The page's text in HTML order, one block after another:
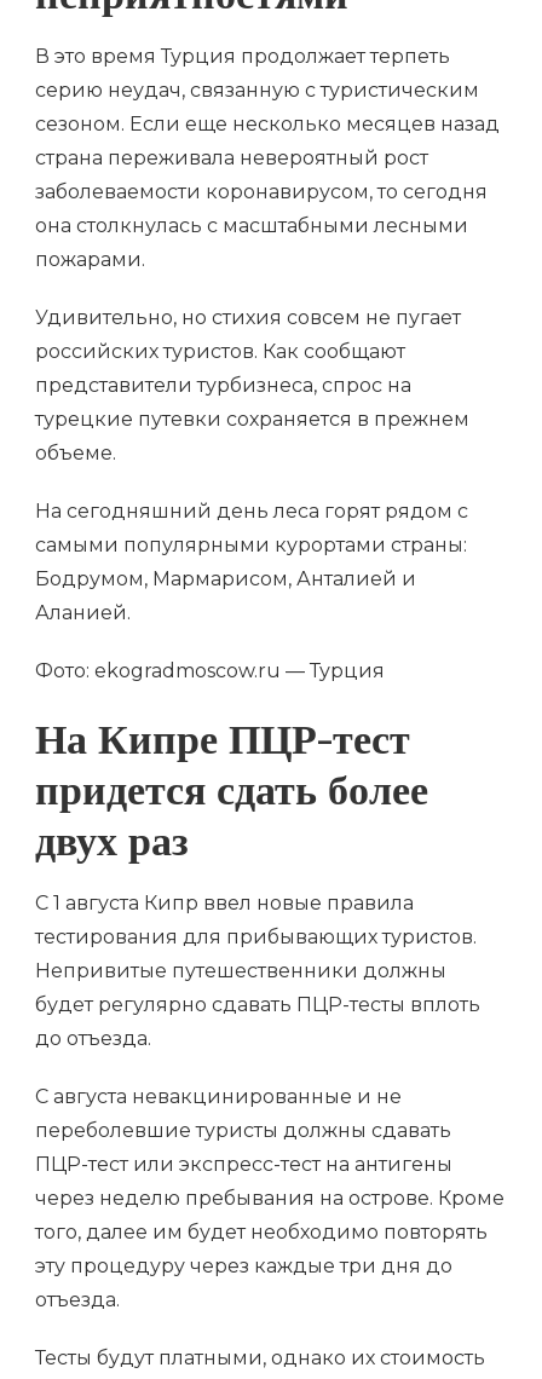
В это время Турция продолжает терпеть
серию неудач, связанную с туристическим
сезоном. Если еще несколько месяцев назад
страна переживала невероятный рост
заболеваемости коронавирусом, то сегодня
она столкнулась с масштабными лесными
пожарами.
Удивительно, но стихия совсем не пугает
российских туристов. Как сообщают
представители турбизнеса, спрос на
турецкие путевки сохраняется в прежнем
объеме.
На сегодняшний день леса горят рядом с
самыми популярными курортами страны:
Бодрумом, Мармарисом, Анталией и
Аланией.
Фото: ekogradmoscow.ru — Турция
На Кипре ПЦР-тест
придется сдать более
двух раз
С 1 августа Кипр ввел новые правила
тестирования для прибывающих туристов.
Непривитые путешественники должны
будет регулярно сдавать ПЦР-тесты вплоть
до отъезда.
С августа невакцинированные и не
переболевшие туристы должны сдавать
ПЦР-тест или экспресс-тест на антигены
через неделю пребывания на острове. Кроме
того, далее им будет необходимо повторять
эту процедуру через каждые три дня до
отъезда.
Тесты будут платными, однако их стоимость